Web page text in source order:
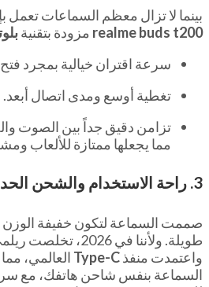
بينما لا تزال معظم السماعات تعمل
realme buds t200 مزودة بتقنية
سرعة اقتران خيالية بمجرد فتح
تغطية أوسع ومدى اتصال أبعد.
مما يجعلها ممتازة للألعاب
3. راحة الاستخدام والشحن الحديث (Type-C)
صممت السماعة لتكون خفيفة الوزن
طويلة. ولأننا في
واعتمدت منفذType-C العالمي،
السماعة بنفس شاحن هاتفك، مع